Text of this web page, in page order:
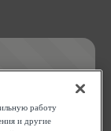
the
работу
и другие